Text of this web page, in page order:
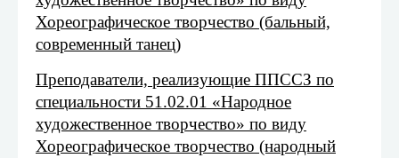
Хореографическое творчество (бальный,
современный танец)
Преподаватели, реализующие ППССЗ по
специальности 51.02.01 «Народное
художественное творчество» по виду
Хореографическое творчество (народный